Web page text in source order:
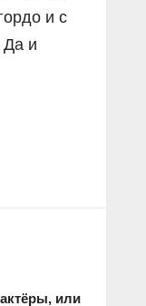
и с
Да и
или